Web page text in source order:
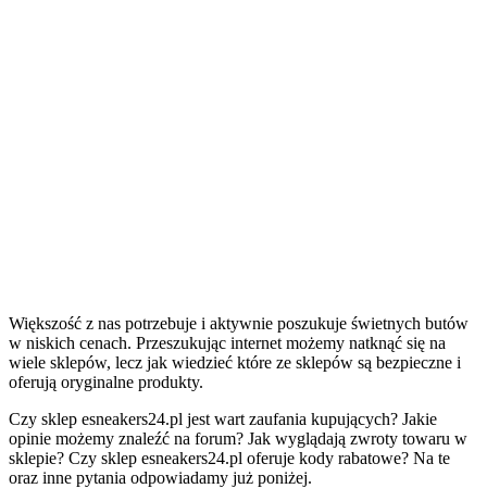
Większość z nas potrzebuje i aktywnie poszukuje świetnych butów
w niskich cenach. Przeszukując internet możemy natknąć się na
wiele sklepów, lecz jak wiedzieć które ze sklepów są bezpieczne i
oferują oryginalne produkty.
Czy sklep esneakers24.pl jest wart zaufania kupujących? Jakie
opinie możemy znaleźć na forum? Jak wyglądają zwroty towaru w
sklepie? Czy sklep esneakers24.pl oferuje kody rabatowe? Na te
oraz inne pytania odpowiadamy już poniżej.